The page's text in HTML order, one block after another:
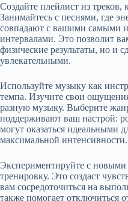
Создайте плейлист из треков,
Занимайтесь с песнями, где
совпадают с вашими самыми
интервалами. Это позволит
физические результаты, но и
увлекательными.
Используйте музыку как
темпа. Изучите свои
разную музыку. Выберите
поддерживают ваш настрой:
могут оказаться идеальными
максимальной интенсивности.
Экспериментируйте с
тренировку. Это создаст
вам сосредоточиться на
также помогает отключиться